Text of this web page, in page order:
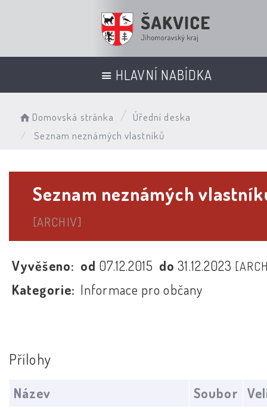
HLAVNÍ NABÍDKA
Domovská stránka
Úřední deska
Seznam neznámých vlastníků
Seznam neznámých
[ARCHIV]
Vyvěšeno: od 07.12.2015 do31.12.2023
Kategorie: Informace pro občany
Přílohy
Název Soubor